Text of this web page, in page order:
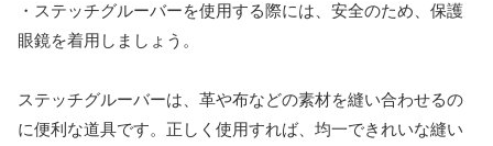
・ステッチグルーバーを使用する際には、安全のため、保護
眼鏡を着用しましょう。
ステッチグルーバーは、革や布などの素材を縫い合わせるの
に便利な道具です。正しく使用すれば、均一できれいな縫い